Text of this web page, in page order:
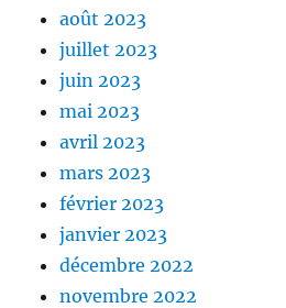
août 2023
juillet 2023
juin 2023
mai 2023
avril 2023
mars 2023
février 2023
janvier 2023
décembre 2022
novembre 2022